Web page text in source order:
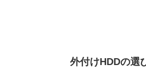
外付けHDDの選